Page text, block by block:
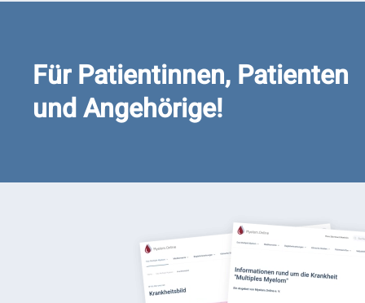
Für Patientinnen, Patienten
und Angehörige!